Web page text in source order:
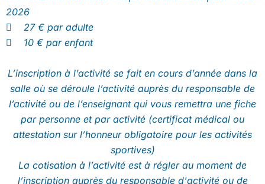
2026
 27 € par adulte
 10 € par enfant
L’inscription à l’activité se fait en cours d’année dans la
salle où se déroule l’activité auprès du responsable de
l’activité ou de l’enseignant qui vous remettra une fiche
par personne et par activité (certificat médical ou
attestation sur l’honneur obligatoire pour les activités
sportives)
La cotisation à l’activité est à régler au moment de
l’inscription auprès du responsable d'activité ou de